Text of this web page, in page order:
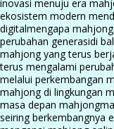
inovasi menuju era
ekosistem modern
digitalmengapa
perubahan generasidi
mahjong yang terus
terus mengalami
melalui perkembangan
mahjong di lingkungan
masa depan mahjong
seiring berkembangnya